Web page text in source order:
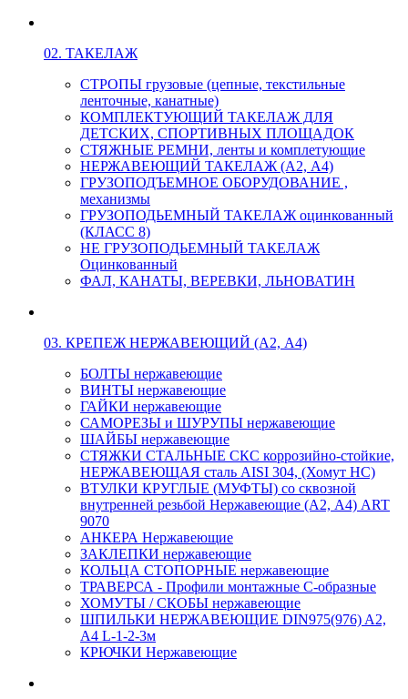
02. ТАКЕЛАЖ
СТРОПЫ грузовые (цепные, текстильные
ленточные, канатные)
КОМПЛЕКТУЮЩИЙ ТАКЕЛАЖ ДЛЯ
ДЕТСКИХ, СПОРТИВНЫХ ПЛОЩАДОК
СТЯЖНЫЕ РЕМНИ, ленты и комплетующие
НЕРЖАВЕЮЩИЙ ТАКЕЛАЖ (А2, А4)
ГРУЗОПОДЪЕМНОЕ ОБОРУДОВАНИЕ ,
механизмы
ГРУЗОПОДЬЕМНЫЙ ТАКЕЛАЖ оцинкованный
(КЛАСС 8)
НЕ ГРУЗОПОДЬЕМНЫЙ ТАКЕЛАЖ
Оцинкованный
ФАЛ, КАНАТЫ, ВЕРЕВКИ, ЛЬНОВАТИН
03. КРЕПЕЖ НЕРЖАВЕЮЩИЙ (А2, А4)
БОЛТЫ нержавеющие
ВИНТЫ нержавеющие
ГАЙКИ нержавеющие
САМОРЕЗЫ и ШУРУПЫ нержавеющие
ШАЙБЫ нержавеющие
СТЯЖКИ СТАЛЬНЫЕ СКС коррозийно-стойкие,
НЕРЖАВЕЮЩАЯ сталь AISI 304, (Хомут НС)
ВТУЛКИ КРУГЛЫЕ (МУФТЫ) со сквозной
внутренней резьбой Нержавеющие (А2, А4) ART
9070
АНКЕРА Нержавеющие
ЗАКЛЕПКИ нержавеющие
КОЛЬЦА СТОПОРНЫЕ нержавеющие
ТРАВЕРСА - Профили монтажные С-образные
ХОМУТЫ / СКОБЫ нержавеющие
ШПИЛЬКИ НЕРЖАВЕЮЩИЕ DIN975(976) A2,
А4 L-1-2-3м
КРЮЧКИ Нержавеющие